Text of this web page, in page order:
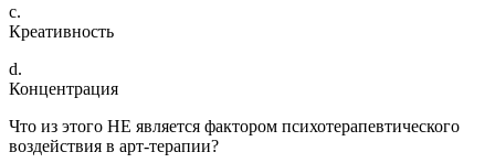
c.
Креативность
d.
Концентрация
Что из этого НЕ является фактором психотерапевтического
воздействия в арт-терапии?